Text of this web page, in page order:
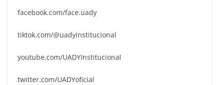
facebook.com/face.uady
tiktok.com/@uadyinstitucional
youtube.com/UADYInstitucional
twitter.com/UADYoficial